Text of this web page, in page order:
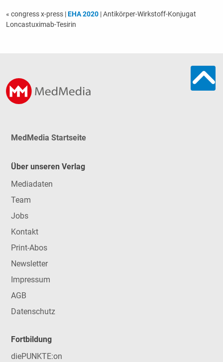
« congress x-press |EHA 2020| Antikörper-Wirk­stoff-Kon­ju­gat
Loncastuximab-Tesirin
MedMedia Startseite
Über unseren Verlag
Mediadaten
Team
Jobs
Kontakt
Print-Abos
Newsletter
Impressum
AGB
Datenschutz
Fortbildung
diePUNKTE:on